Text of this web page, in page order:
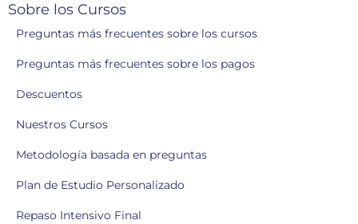
Sobre los Cursos
Preguntas más frecuentes sobre los cursos
Preguntas más frecuentes sobre los pagos
Descuentos
Nuestros Cursos
Metodología basada en preguntas
Plan de Estudio Personalizado
Repaso Intensivo Final